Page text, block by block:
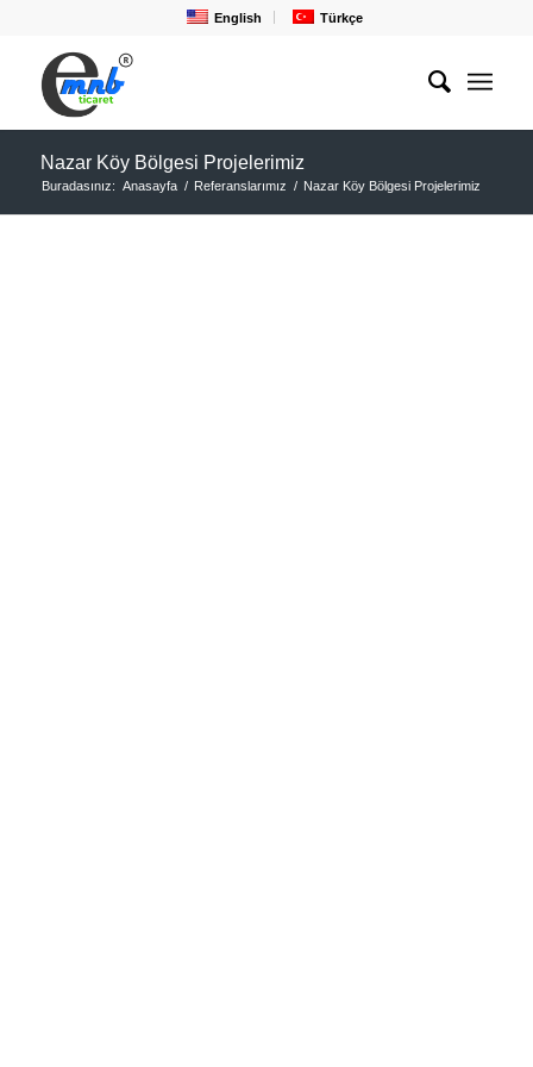
English Türkçe
Nazar Köy Bölgesi Projelerimiz
Buradasınız: Anasayfa / Referanslarımız / Nazar Köy Bölgesi Projelerimiz